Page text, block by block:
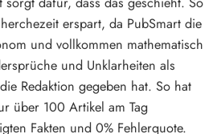
erspart, da PubSmart die
und vollkommen mathematisch
und Unklarheiten als
Redaktion gegeben hat. So hat
über 100 Artikel am Tag
Fakten und 0% Fehlerquote.